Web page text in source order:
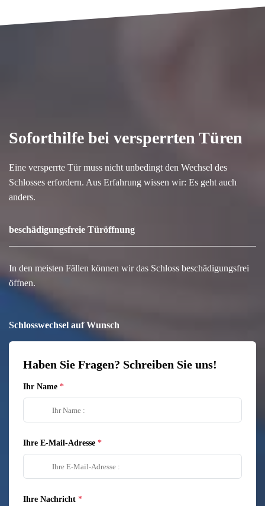
Soforthilfe bei versperrten Türen
Eine versperrte Tür muss nicht unbedingt den Wechsel des
Schlosses erfordern. Aus Erfahrung wissen wir: Es geht auch
anders.
beschädigungsfreie Türöffnung
In den meisten Fällen können wir das Schloss beschädigungsfrei
öffnen.
Schlosswechsel auf Wunsch
Haben Sie Fragen? Schreiben Sie uns!
Ihr Name
Ihre E-Mail-Adresse
Ihre Nachricht